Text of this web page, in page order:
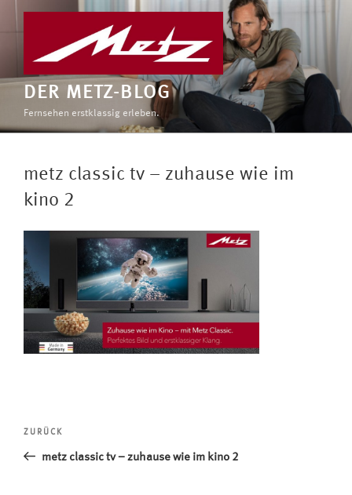
DER METZ-BLOG
Fernsehen erstklassig erleben.
metz classic tv – zuhause wie im
kino 2
Beitragsnavigation
Vorheriger
Beitrag
ZURÜCK
metz classic tv – zuhause wie im kino 2